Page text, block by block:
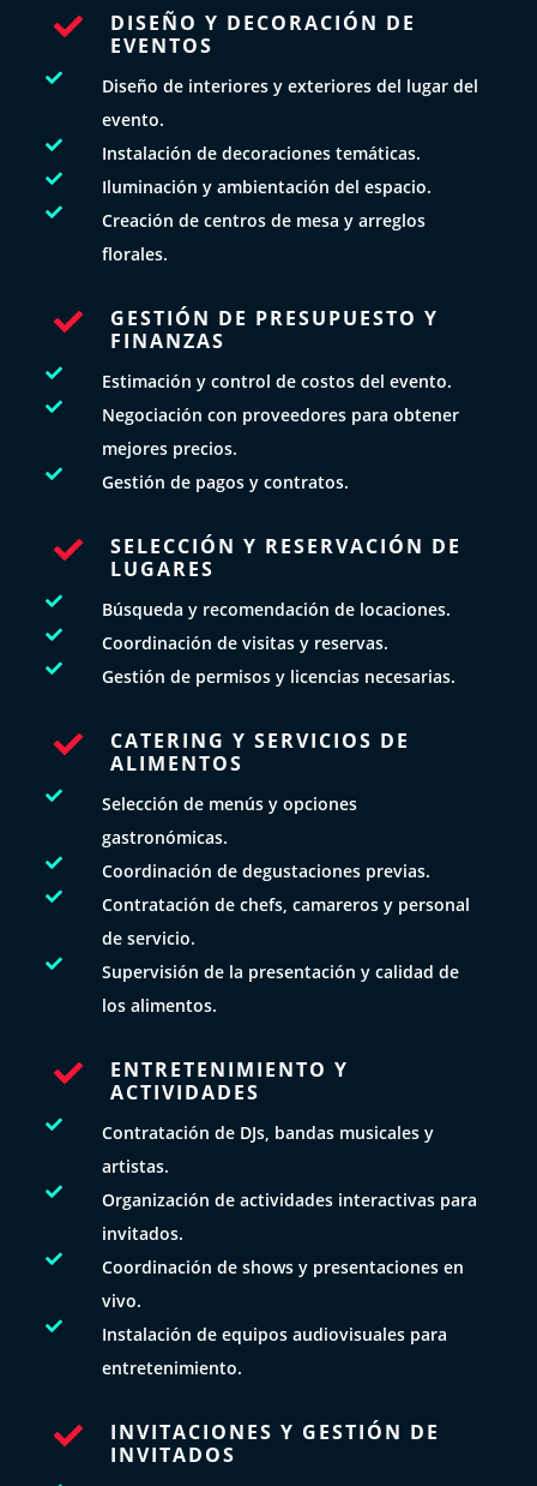

DISEÑO Y DECORACIÓN DE
EVENTOS

Diseño de interiores y exteriores del lugar del
evento.
 Instalación de decoraciones temáticas.
 Iluminación y ambientación del espacio.

Creación de centros de mesa y arreglos
florales.

GESTIÓN DE PRESUPUESTO Y
FINANZAS
 Estimación y control de costos del evento.

Negociación con proveedores para obtener
mejores precios.
 Gestión de pagos y contratos.

SELECCIÓN Y RESERVACIÓN DE
LUGARES
 Búsqueda y recomendación de locaciones.
 Coordinación de visitas y reservas.
 Gestión de permisos y licencias necesarias.

CATERING Y SERVICIOS DE
ALIMENTOS

Selección de menús y opciones
gastronómicas.
 Coordinación de degustaciones previas.

Contratación de chefs, camareros y personal
de servicio.

Supervisión de la presentación y calidad de
los alimentos.

ENTRETENIMIENTO Y
ACTIVIDADES

Contratación de DJs, bandas musicales y
artistas.

Organización de actividades interactivas para
invitados.

Coordinación de shows y presentaciones en
vivo.

Instalación de equipos audiovisuales para
entretenimiento.

INVITACIONES Y GESTIÓN DE
INVITADOS